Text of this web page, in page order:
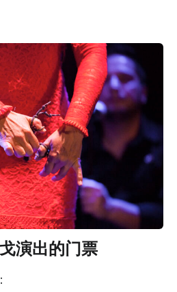
演出的门票